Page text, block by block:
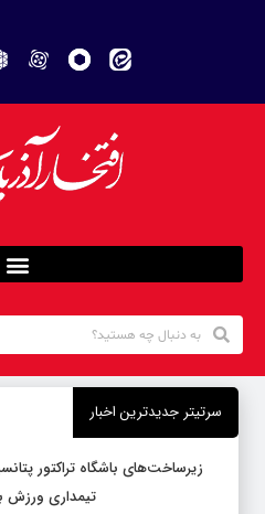
سرتیتر جدیدترین اخبار
زیرساخت‌های باشگاه تراکتور
تیمداری ورزش